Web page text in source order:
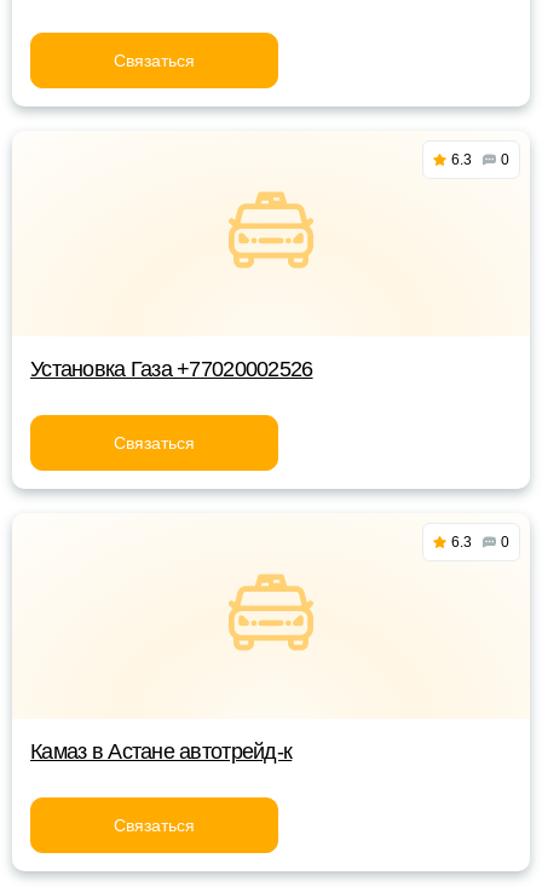
Связаться
6.3 0
Установка Газа +77020002526
Связаться
6.3 0
Камаз в Астане автотрейд-к
Связаться